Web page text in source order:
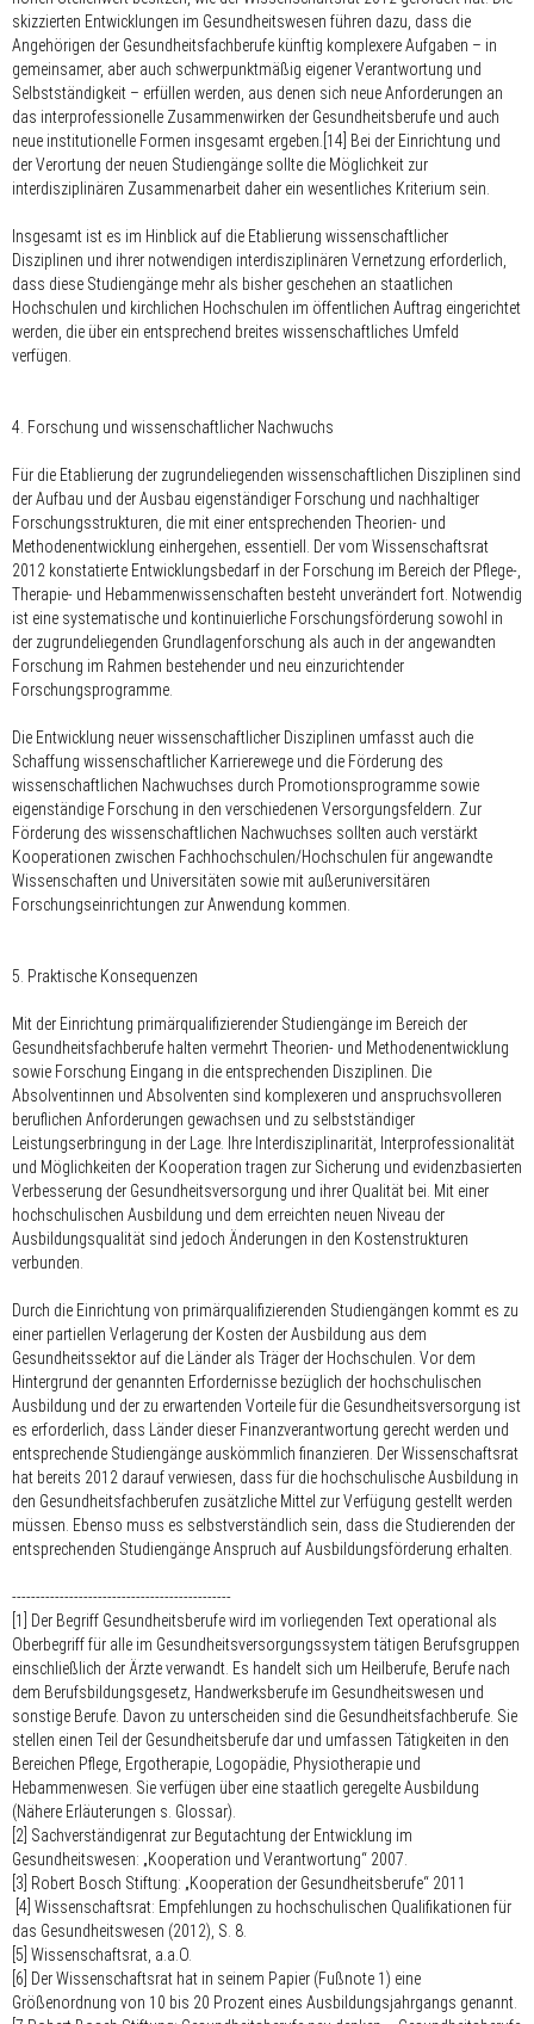
skizzierten Entwicklungen im Gesundheitswesen führen dazu, dass die
Angehörigen der Gesundheitsfachberufe künftig komplexere Aufgaben – in
gemeinsamer, aber auch schwerpunktmäßig eigener Verantwortung und
Selbstständigkeit – erfüllen werden, aus denen sich neue Anforderungen an
das interprofessionelle Zusammenwirken der Gesundheitsberufe und auch
neue institutionelle Formen insgesamt ergeben.[14] Bei der Einrichtung und
der Verortung der neuen Studiengänge sollte die Möglichkeit zur
interdisziplinären Zusammenarbeit daher ein wesentliches Kriterium sein.
Insgesamt ist es im Hinblick auf die Etablierung wissenschaftlicher
Disziplinen und ihrer notwendigen interdisziplinären Vernetzung erforderlich,
dass diese Studiengänge mehr als bisher geschehen an staatlichen
Hochschulen und kirchlichen Hochschulen im öffentlichen Auftrag eingerichtet
werden, die über ein entsprechend breites wissenschaftliches Umfeld
verfügen.
4. Forschung und wissenschaftlicher Nachwuchs
Für die Etablierung der zugrundeliegenden wissenschaftlichen Disziplinen sind
der Aufbau und der Ausbau eigenständiger Forschung und nachhaltiger
Forschungsstrukturen, die mit einer entsprechenden Theorien- und
Methodenentwicklung einhergehen, essentiell. Der vom Wissenschaftsrat
2012 konstatierte Entwicklungsbedarf in der Forschung im Bereich der Pflege-,
Therapie- und Hebammenwissenschaften besteht unverändert fort. Notwendig
ist eine systematische und kontinuierliche Forschungsförderung sowohl in
der zugrundeliegenden Grundlagenforschung als auch in der angewandten
Forschung im Rahmen bestehender und neu einzurichtender
Forschungsprogramme.
Die Entwicklung neuer wissenschaftlicher Disziplinen umfasst auch die
Schaffung wissenschaftlicher Karrierewege und die Förderung des
wissenschaftlichen Nachwuchses durch Promotionsprogramme sowie
eigenständige Forschung in den verschiedenen Versorgungsfeldern. Zur
Förderung des wissenschaftlichen Nachwuchses sollten auch verstärkt
Kooperationen zwischen Fachhochschulen/Hochschulen für angewandte
Wissenschaften und Universitäten sowie mit außeruniversitären
Forschungseinrichtungen zur Anwendung kommen.
5. Praktische Konsequenzen
Mit der Einrichtung primärqualifizierender Studiengänge im Bereich der
Gesundheitsfachberufe halten vermehrt Theorien- und Methodenentwicklung
sowie Forschung Eingang in die entsprechenden Disziplinen. Die
Absolventinnen und Absolventen sind komplexeren und anspruchsvolleren
beruflichen Anforderungen gewachsen und zu selbstständiger
Leistungserbringung in der Lage. Ihre Interdisziplinarität, Interprofessionalität
und Möglichkeiten der Kooperation tragen zur Sicherung und evidenzbasierten
Verbesserung der Gesundheitsversorgung und ihrer Qualität bei. Mit einer
hochschulischen Ausbildung und dem erreichten neuen Niveau der
Ausbildungsqualität sind jedoch Änderungen in den Kostenstrukturen
verbunden.
Durch die Einrichtung von primärqualifizierenden Studiengängen kommt es zu
einer partiellen Verlagerung der Kosten der Ausbildung aus dem
Gesundheitssektor auf die Länder als Träger der Hochschulen. Vor dem
Hintergrund der genannten Erfordernisse bezüglich der hochschulischen
Ausbildung und der zu erwartenden Vorteile für die Gesundheitsversorgung ist
es erforderlich, dass Länder dieser Finanzverantwortung gerecht werden und
entsprechende Studiengänge auskömmlich finanzieren. Der Wissenschaftsrat
hat bereits 2012 darauf verwiesen, dass für die hochschulische Ausbildung in
den Gesundheitsfachberufen zusätzliche Mittel zur Verfügung gestellt werden
müssen. Ebenso muss es selbstverständlich sein, dass die Studierenden der
entsprechenden Studiengänge Anspruch auf Ausbildungsförderung erhalten.
----------------------------------------------
[1] Der Begriff Gesundheitsberufewird im vorliegenden Text operational als
Oberbegriff für alle im Gesundheitsversorgungssystem tätigen Berufsgruppen
einschließlich der Ärzte verwandt. Es handelt sich um Heilberufe, Berufe nach
dem Berufsbildungsgesetz, Handwerksberufe im Gesundheitswesen und
sonstige Berufe. Davon zu unterscheiden sind die Gesundheitsfachberufe. Sie
stellen einen Teil der Gesundheitsberufe dar und umfassen Tätigkeiten in den
Bereichen Pflege, Ergotherapie, Logopädie, Physiotherapie und
Hebammenwesen. Sie verfügen über eine staatlich geregelte Ausbildung
(Nähere Erläuterungen s. Glossar).
[2] Sachverständigenrat zur Begutachtung der Entwicklung im
Gesundheitswesen: „Kooperation und Verantwortung“ 2007.
[3] Robert Bosch Stiftung: „Kooperation der Gesundheitsberufe“ 2011
[4] Wissenschaftsrat: Empfehlungen zu hochschulischen Qualifikationen für
das Gesundheitswesen (2012), S. 8.
[5] Wissenschaftsrat, a.a.O.
[6] Der Wissenschaftsrat hat in seinem Papier (Fußnote 1) eine
Größenordnung von 10 bis 20 Prozent eines Ausbildungsjahrgangs genannt.